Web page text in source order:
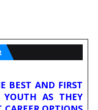
BEST AND FIRST
YOUTH AS THEY